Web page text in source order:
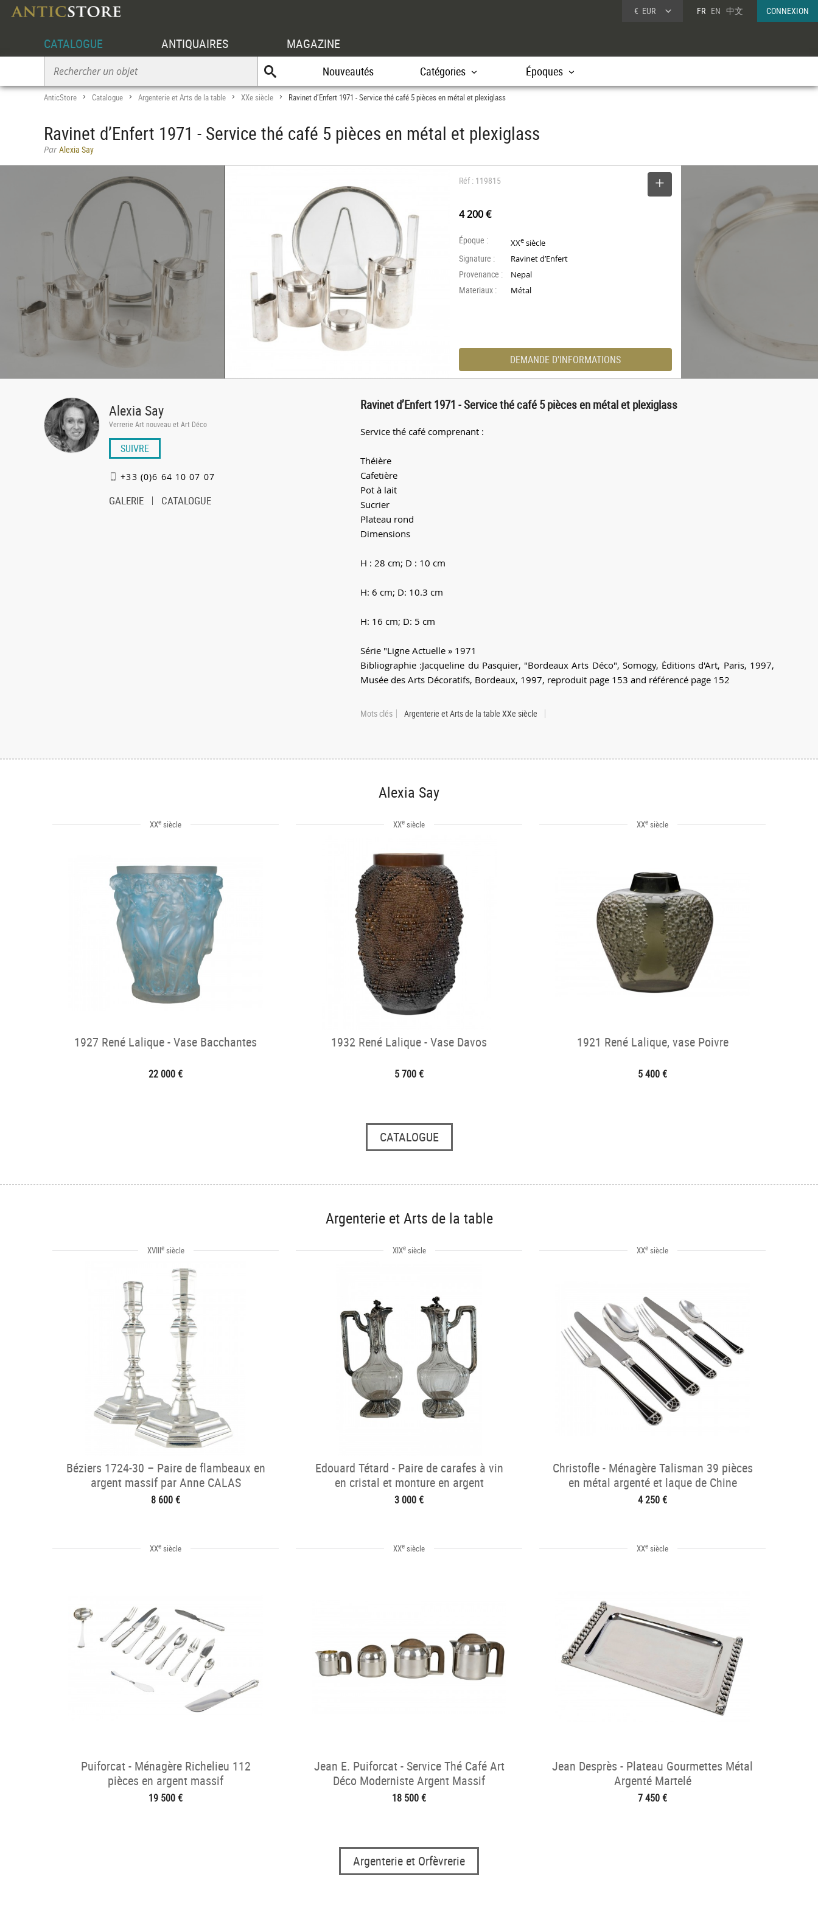
€ EUR FR EN 中文 CONNEXION
CATALOGUE ANTIQUAIRES MAGAZINE
Nouveautés Catégories Époques
AnticStore > Catalogue > Argenterie et Arts de la table > XXe siècle > Ravinet d’Enfert 1971 - Service thé café 5 pièces en métal et plexiglass
Ravinet d’Enfert 1971 - Service thé café 5 pièces en métal et plexiglass
ParAlexia Say
Réf : 119815
4 200 €
Époque : XXe siècle
Signature : Ravinet d’Enfert
Provenance : Nepal
Materiaux : Métal
DEMANDE D'INFORMATIONS
Alexia Say
Verrerie Art nouveau et Art Déco
SUIVRE
+33 (0)6 64 10 07 07
GALERIE CATALOGUE
Ravinet d’Enfert 1971 - Service thé café 5 pièces en métal et plexiglass
Service thé café comprenant :
Théière
Cafetière
Pot à lait
Sucrier
Plateau rond
Dimensions
H : 28 cm; D : 10 cm
H: 6 cm; D: 10.3 cm
H: 16 cm; D: 5 cm
Série "Ligne Actuelle » 1971
Bibliographie :Jacqueline du Pasquier, "Bordeaux Arts Déco", Somogy, Éditions d'Art, Paris, 1997,
Musée des Arts Décoratifs, Bordeaux, 1997, reproduit page 153 and référencé page 152
Mots clés Argenterie et Arts de la table XXe siècle
Alexia Say
XXe siècle
1927 René Lalique - Vase Bacchantes
22 000 €
XXe siècle
1932 René Lalique - Vase Davos
5 700 €
XXe siècle
1921 René Lalique, vase Poivre
5 400 €
CATALOGUE
Argenterie et Arts de la table
XVIIIesiècle
Béziers 1724-30 – Paire de flambeaux en
argent massif par Anne CALAS
8 600 €
XIXesiècle
Edouard Tétard - Paire de carafes à vin
en cristal et monture en argent
3 000 €
XXe siècle
Christofle - Ménagère Talisman 39 pièces
en métal argenté et laque de Chine
4 250 €
XXe siècle
Puiforcat - Ménagère Richelieu 112
pièces en argent massif
19 500 €
XXe siècle
Jean E. Puiforcat - Service Thé Café Art
Déco Moderniste Argent Massif
18 500 €
XXe siècle
Jean Desprès - Plateau Gourmettes Métal
Argenté Martelé
7 450 €
Argenterie et Orfèvrerie